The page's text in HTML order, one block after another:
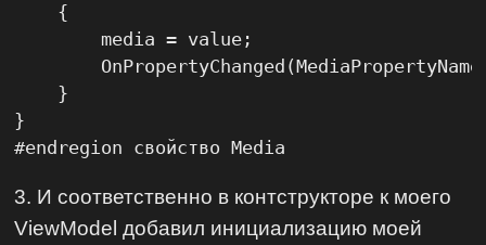
    {
        media = value;
    }
}
#endregion свойство Media
3. И соответственно в контструкторе к моего
ViewModel добавил инициализацию моей